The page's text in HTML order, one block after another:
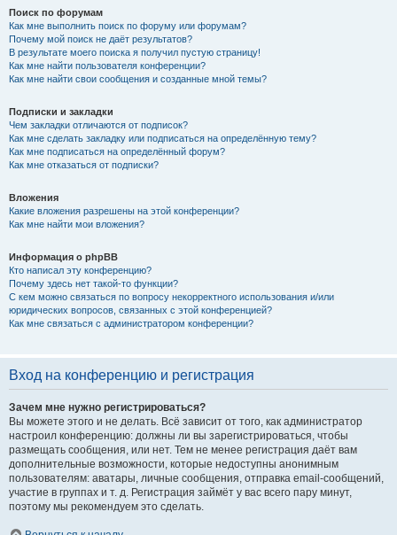
Поиск по форумам
Как мне выполнить поиск по форуму или форумам?
Почему мой поиск не даёт результатов?
В результате моего поиска я получил пустую страницу!
Как мне найти пользователя конференции?
Как мне найти свои сообщения и созданные мной темы?
Подписки и закладки
Чем закладки отличаются от подписок?
Как мне сделать закладку или подписаться на определённую тему?
Как мне подписаться на определённый форум?
Как мне отказаться от подписки?
Вложения
Какие вложения разрешены на этой конференции?
Как мне найти мои вложения?
Информация о phpBB
Кто написал эту конференцию?
Почему здесь нет такой-то функции?
С кем можно связаться по вопросу некорректного использования и/или
юридических вопросов, связанных с этой конференцией?
Как мне связаться с администратором конференции?
Вход на конференцию и регистрация
Зачем мне нужно регистрироваться?
Вы можете этого и не делать. Всё зависит от того, как администратор
настроил конференцию: должны ли вы зарегистрироваться, чтобы
размещать сообщения, или нет. Тем не менее регистрация даёт вам
дополнительные возможности, которые недоступны анонимным
пользователям: аватары, личные сообщения, отправка email-сообщений,
участие в группах и т. д. Регистрация займёт у вас всего пару минут,
поэтому мы рекомендуем это сделать.